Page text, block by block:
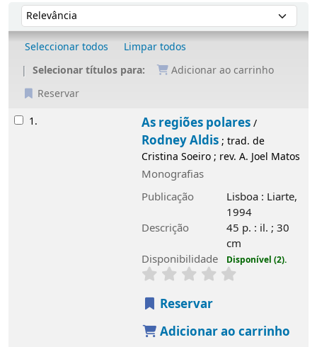
Ordenar
Ordenar por:
Seleccionar todos
Limpar todos
Selecionar títulos para:
Adicionar ao carrinho
Reservar
Resultados
1. As regiões polares/
Rodney Aldis; trad. de
Cristina Soeiro ; rev. A. Joel Matos
Monografias
Publicação
Lisboa : Liarte,
1994
Descrição
45 p. : il. ; 30
cm
Disponibilidade
Disponível (2).
Reservar
Adicionar ao carrinho